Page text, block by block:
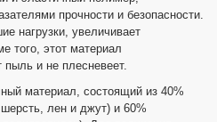
прочности и безопасности.
нагрузки, увеличивает
того, этот материал
пыль и не плесневеет.
материал, состоящий из 40%
лен и джут) и 60%